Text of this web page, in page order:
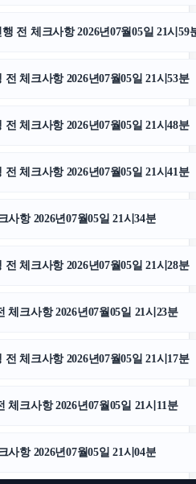
상간녀소송
파양보호소
전 체크사항 2026년07월05일 21시59
체크사항 2026년07월05일 21시53분
체크사항 2026년07월05일 21시48분
체크사항 2026년07월05일 21시41분
사항 2026년07월05일 21시34분
체크사항 2026년07월05일 21시28분
체크사항 2026년07월05일 21시23분
체크사항 2026년07월05일 21시17분
체크사항 2026년07월05일 21시11분
항 2026년07월05일 21시04분